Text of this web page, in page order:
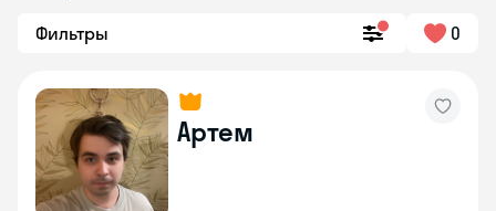
Фильтры 0
Артем